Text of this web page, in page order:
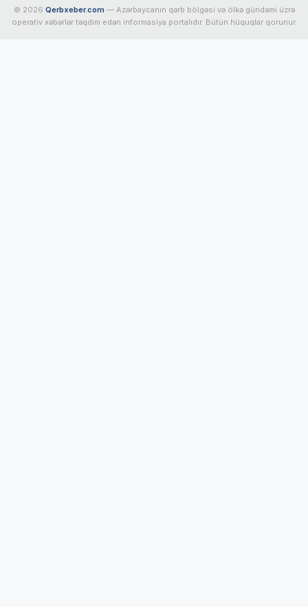
© 2026 Qerbxeber.com — Azərbaycanın qərb bölgəsi və ölkə gündəmi üzrə
operativ xəbərlər təqdim edən informasiya portalıdır. Bütün hüquqlar qorunur.